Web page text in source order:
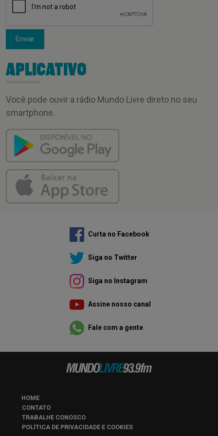
Enviar
APLICATIVO
Você pode ouvir a rádio Mundo Livre direto no seu
smartphone.
Curta no Facebook
Siga no Twitter
Siga no Instagram
Assine nosso canal
Fale com a gente
HOME
CONTATO
TRABALHE CONOSCO
POLÍTICA DE PRIVACIDADE E COOKIES